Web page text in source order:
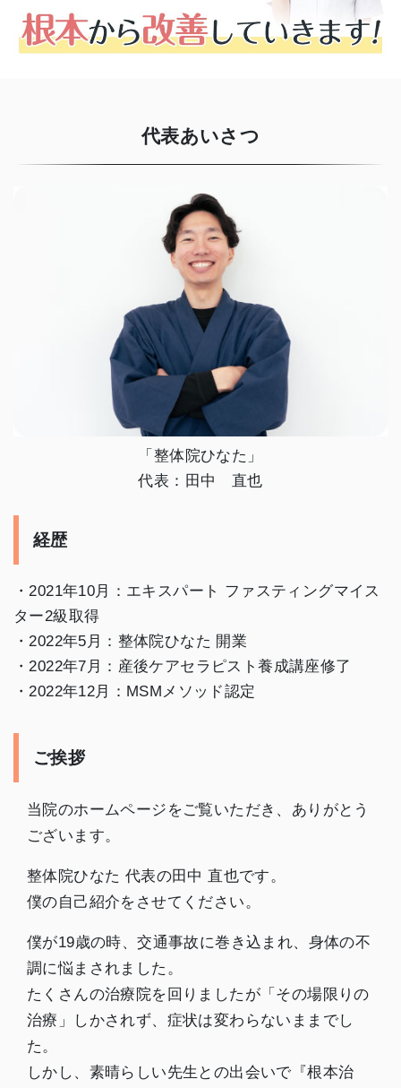
代表あいさつ
「整体院ひなた」
代表：田中 直也
経歴
・2021年10月：エキスパート ファスティングマイス
ター2級取得
・2022年5月：整体院ひなた 開業
・2022年7月：産後ケアセラピスト養成講座修了
・2022年12月：MSMメソッド認定
ご挨拶
当院のホームページをご覧いただき、ありがとう
ございます。
整体院ひなた 代表の田中 直也です。
僕の自己紹介をさせてください。
僕が19歳の時、交通事故に巻き込まれ、身体の不
調に悩まされました。
たくさんの治療院を回りましたが「その場限りの
治療」しかされず、症状は変わらないままでし
た。
しかし、素晴らしい先生との出会いで『根本治